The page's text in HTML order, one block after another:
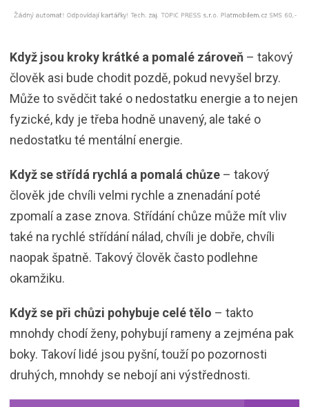
Když jsou kroky krátké a pomalé zároveň – takový
člověk asi bude chodit pozdě, pokud nevyšel brzy.
Může to svědčit také o nedostatku energie a to nejen
fyzické, kdy je třeba hodně unavený, ale také o
nedostatku té mentální energie.
Když se střídá rychlá a pomalá chůze – takový
člověk jde chvíli velmi rychle a znenadání poté
zpomalí a zase znova. Střídání chůze může mít vliv
také na rychlé střídání nálad, chvíli je dobře, chvíli
naopak špatně. Takový člověk často podlehne
okamžiku.
Když se při chůzi pohybuje celé tělo – takto
mnohdy chodí ženy, pohybují rameny a zejména pak
boky. Takoví lidé jsou pyšní, touží po pozornosti
druhých, mnohdy se nebojí ani výstřednosti.